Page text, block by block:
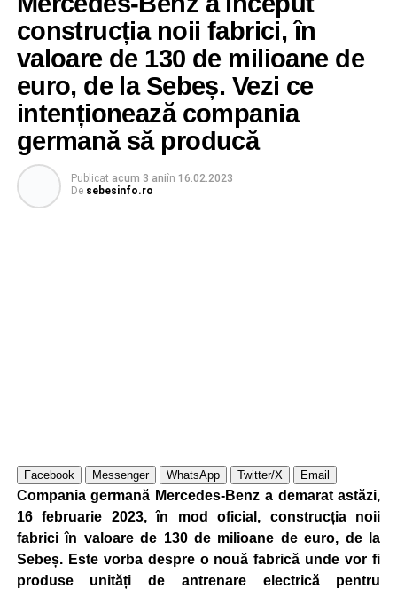
construcția noii fabrici, în
valoare de 130 de milioane de
euro, de la Sebeș. Vezi ce
intenționează compania
germană să producă
Publicat acum 3 aniîn 16.02.2023
De sebesinfo.ro
Facebook Messenger WhatsApp Twitter/X Email
Compania germană Mercedes-Benz a demarat astăzi,
16 februarie 2023, în mod oficial, construcția noii
fabrici în valoare de 130 de milioane de euro, de la
Sebeș. Este vorba despre o nouă fabrică unde vor fi
produse unități de antrenare electrică pentru